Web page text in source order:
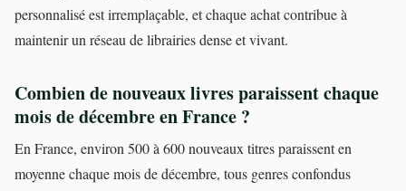
personnalisé est irremplaçable, et chaque achat contribue à
maintenir un réseau de librairies dense et vivant.
Combien de nouveaux livres paraissent chaque
mois de décembre en France ?
En France, environ 500 à 600 nouveaux titres paraissent en
moyenne chaque mois de décembre, tous genres confondus